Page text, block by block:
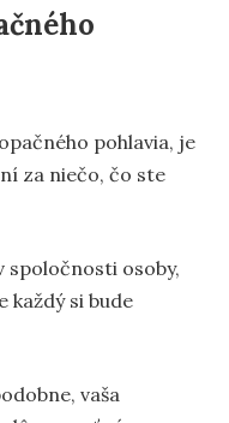
pohlavia, je
za niečo, čo ste
spoločnosti osoby,
každý si bude
vaša